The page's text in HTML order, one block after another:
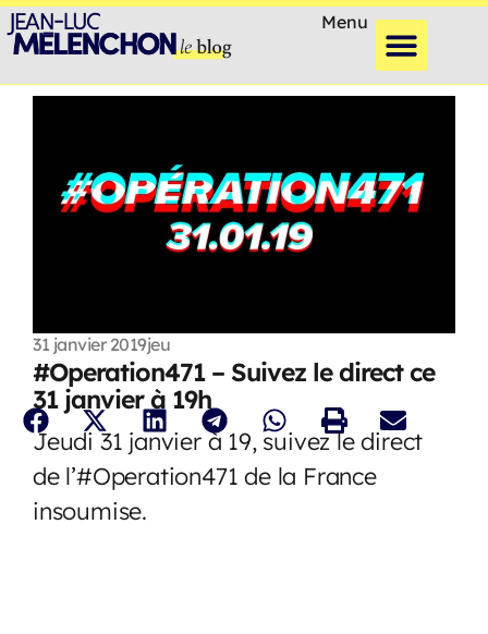
Menu
31 janvier 2019jeu
#Operation471 – Suivez le direct ce
31 janvier à 19h
Jeudi 31 janvier à 19, suivez le direct
de l’#Operation471 de la France
insoumise.